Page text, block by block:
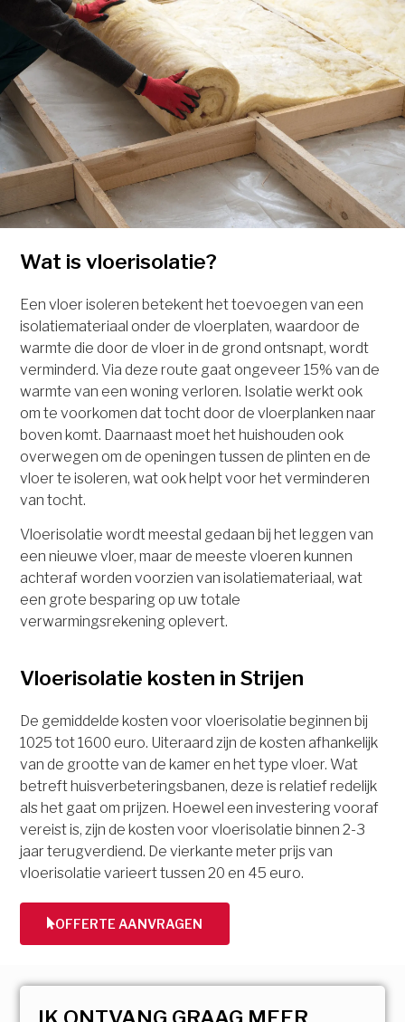
Wat is vloerisolatie?
Een vloer isoleren betekent het toevoegen van een
isolatiemateriaal onder de vloerplaten, waardoor de
warmte die door de vloer in de grond ontsnapt, wordt
verminderd. Via deze route gaat ongeveer 15% van de
warmte van een woning verloren. Isolatie werkt ook
om te voorkomen dat tocht door de vloerplanken naar
boven komt. Daarnaast moet het huishouden ook
overwegen om de openingen tussen de plinten en de
vloer te isoleren, wat ook helpt voor het verminderen
van tocht.
Vloerisolatie wordt meestal gedaan bij het leggen van
een nieuwe vloer, maar de meeste vloeren kunnen
achteraf worden voorzien van isolatiemateriaal, wat
een grote besparing op uw totale
verwarmingsrekening oplevert.
Vloerisolatie kosten in Strijen
De gemiddelde kosten voor vloerisolatie beginnen bij
1025 tot 1600 euro. Uiteraard zijn de kosten afhankelijk
van de grootte van de kamer en het type vloer. Wat
betreft huisverbeteringsbanen, deze is relatief redelijk
als het gaat om prijzen. Hoewel een investering vooraf
vereist is, zijn de kosten voor vloerisolatie binnen 2-3
jaar terugverdiend. De vierkante meter prijs van
vloerisolatie varieert tussen 20 en 45 euro.
OFFERTE AANVRAGEN